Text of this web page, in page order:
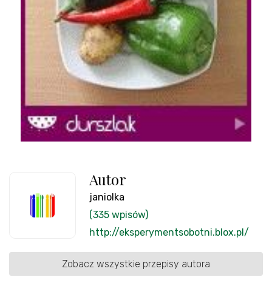
Autor
janiolka
(335 wpisów)
http://eksperymentsobotni.blox.pl/
Zobacz wszystkie przepisy autora